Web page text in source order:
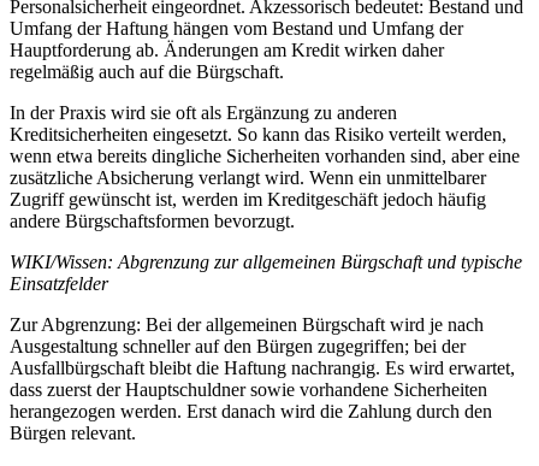
Personalsicherheit eingeordnet. Akzessorisch bedeutet: Bestand und
Umfang der Haftung hängen vom Bestand und Umfang der
Hauptforderung ab. Änderungen am Kredit wirken daher
regelmäßig auch auf die Bürgschaft.
In der Praxis wird sie oft als Ergänzung zu anderen
Kreditsicherheiten eingesetzt. So kann das Risiko verteilt werden,
wenn etwa bereits dingliche Sicherheiten vorhanden sind, aber eine
zusätzliche Absicherung verlangt wird. Wenn ein unmittelbarer
Zugriff gewünscht ist, werden im Kreditgeschäft jedoch häufig
andere Bürgschaftsformen bevorzugt.
WIKI/Wissen: Abgrenzung zur allgemeinen Bürgschaft und typische
Einsatzfelder
Zur Abgrenzung: Bei der allgemeinen Bürgschaft wird je nach
Ausgestaltung schneller auf den Bürgen zugegriffen; bei der
Ausfallbürgschaft bleibt die Haftung nachrangig. Es wird erwartet,
dass zuerst der Hauptschuldner sowie vorhandene Sicherheiten
herangezogen werden. Erst danach wird die Zahlung durch den
Bürgen relevant.